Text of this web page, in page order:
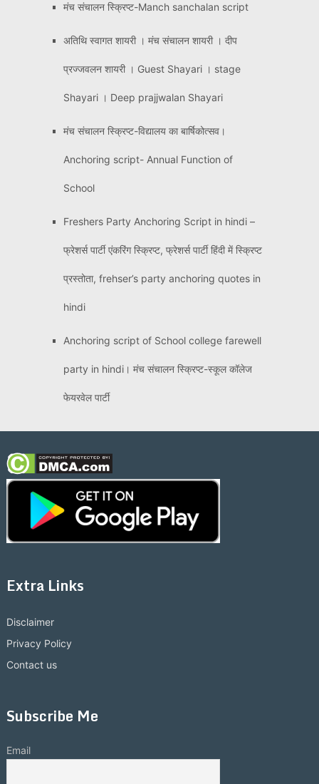
मंच संचालन स्क्रिप्ट-Manch sanchalan script
अतिथि स्वागत शायरी । मंच संचालन शायरी । दीप
प्रज्जवलन शायरी । Guest Shayari । stage
Shayari । Deep prajjwalan Shayari
मंच संचालन स्क्रिप्ट-विद्यालय का बार्षिकोत्सव।
Anchoring script- Annual Function of
School
Freshers Party Anchoring Script in hindi –
फ्रेशर्स पार्टी एंकरिंग स्क्रिप्ट, फ्रेशर्स पार्टी हिंदी में स्क्रिप्ट
प्रस्तोता, frehser’s party anchoring quotes in
hindi
Anchoring script of School college farewell
party in hindi। मंच संचालन स्क्रिप्ट-स्कूल कॉलेज
फेयरवेल पार्टी
Extra Links
Disclaimer
Privacy Policy
Contact us
Subscribe Me
Email